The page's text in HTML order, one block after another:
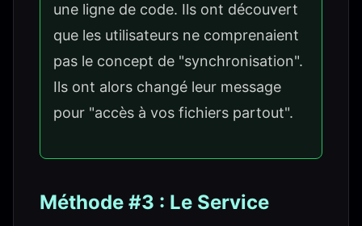
une ligne de code. Ils ont découvert
que les utilisateurs ne comprenaient
pas le concept de "synchronisation".
Ils ont alors changé leur message
pour "accès à vos fichiers partout".
Méthode #3 : Le Service